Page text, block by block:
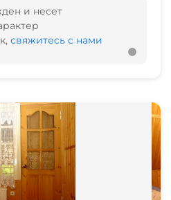
и несет
свяжитесь с нами